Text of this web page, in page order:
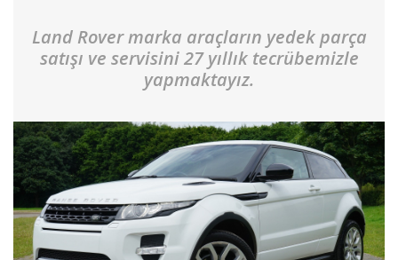
Land Rover marka araçların yedek parça
satışı ve servisini 27 yıllık tecrübemizle
yapmaktayız.